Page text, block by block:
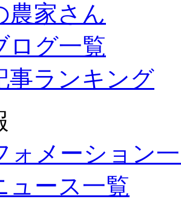
農家さん
ログ一覧
事ランキング
ォメーション
ュース一覧